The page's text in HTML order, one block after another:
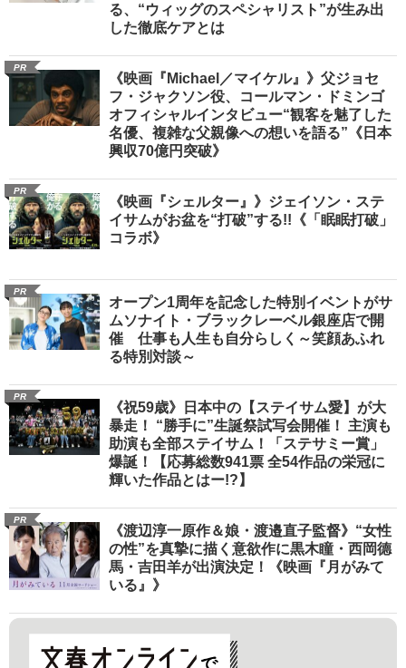
る、“ウィッグのスペシャリスト”が生み出
した徹底ケアとは
PR
《映画『Michael／マイケル』》父ジョセ
フ・ジャクソン役、コールマン・ドミンゴ
オフィシャルインタビュー“観客を魅了した
名優、複雑な父親像への想いを語る”《日本
興収70億円突破》
PR
《映画『シェルター』》ジェイソン・ステ
イサムがお盆を“打破”する!!《「眠眠打破」
コラボ》
PR
オープン1周年を記念した特別イベントがサ
ムソナイト・ブラックレーベル銀座店で開
催 仕事も人生も自分らしく～笑顔あふれ
る特別対談～
PR
《祝59歳》日本中の【ステイサム愛】が大
暴走！ “勝手に”生誕祭試写会開催！ 主演も
助演も全部ステイサム！「ステサミー賞」
爆誕！【応募総数941票 全54作品の栄冠に
輝いた作品とはー!?】
PR
《渡辺淳一原作＆娘・渡邉直子監督》“女性
の性”を真摯に描く意欲作に黒木瞳・西岡德
馬・吉田羊が出演決定！《映画『月がみて
いる』》